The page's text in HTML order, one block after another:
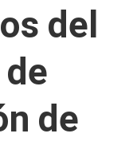
del
de